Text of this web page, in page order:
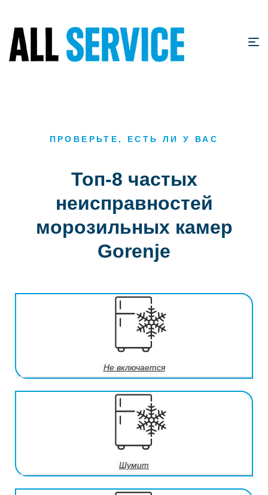
ПРОВЕРЬТЕ, ЕСТЬ ЛИ У ВАС
Топ-8 частых
неисправностей
морозильных камер
Gorenje
Не включается
Шумит